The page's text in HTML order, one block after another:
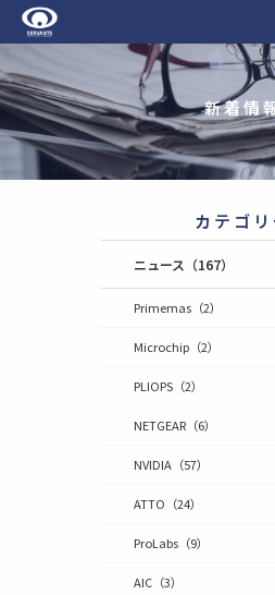
新着情
カテゴリ
ニュース （167）
Primemas （2）
Microchip （2）
PLIOPS （2）
NETGEAR （6）
NVIDIA （57）
ATTO （24）
ProLabs （9）
AIC （3）